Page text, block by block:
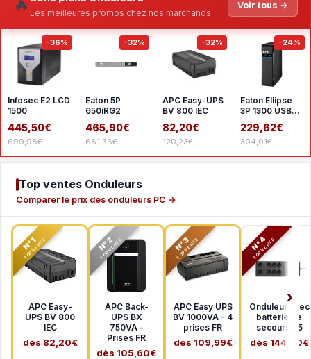
🔥 Les meilleures promos chez nos marchands
Voir tous →
-36%
Infosec E2 LCD
1500
445,50€
699,98€
-32%
Eaton 5P
650iRG2
465,90€
681,36€
-32%
APC Easy-UPS
BV 800 IEC
82,20€
120,23€
-24%
Eaton Ellipse
3P 1300 USB
FR
229,62€
304,01€
Top ventes Onduleurs
Comparer le prix des onduleurs PC →
N°1
TOP VENTE
APC Easy-
UPS BV 800
IEC
dès 82,20€
N°2
TOP VENTE
APC Back-
UPS BX
750VA -
Prises FR
dès 105,60€
N°3
TOP VENTE
APC Easy UPS
BV 1000VA - 4
prises FR
dès 109,99€
N°4
TOP VENTE
Onduleur avec
batterie de
secours 85
dès 144,90€